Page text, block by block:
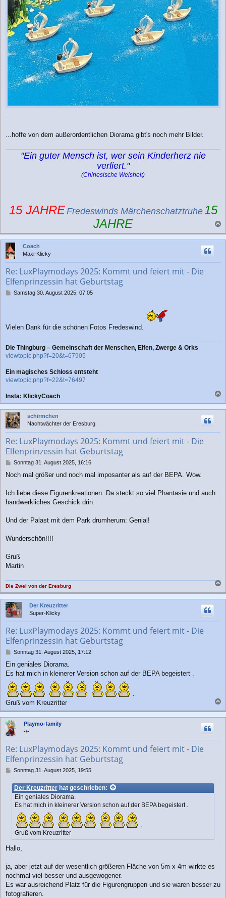
-
...hoffe von dem außerordentlichen Diorama gibt's noch mehr Bilder.
"Ein guter Mensch ist, wer sein Kinderherz nie
verliert."
(Chinesische Weisheit)
15 JAHREFredeswinds Märchenschatztruhe 15
JAHRE
a
c
Coach
Maxi-Klicky
Re: LuxPlaymodays 2025: Kommt und feiert mit - Die
Elfenprinzessin hat Geburtstag
B
a
Samstag 30. August 2025, 07:05
Vielen Dank für die schönen Fotos Fredeswind.
Die Thingburg – Gemeinschaft der Menschen, Elfen, Zwerge & Orks
viewtopic.php?f=20&t=67905
Ein magisches Schloss entsteht
viewtopic.php?f=22&t=76497
Insta: KlickyCoach
a
c
schirmchen
Nachtwächter der Eresburg
Re: LuxPlaymodays 2025: Kommt und feiert mit - Die
Elfenprinzessin hat Geburtstag
B
i
r
a
Sonntag 31. August 2025, 16:16
Noch mal größer und noch mal imposanter als auf der BEPA. Wow.
Ich liebe diese Figurenkreationen. Da steckt so viel Phantasie und auch
handwerkliches Geschick drin.
Und der Palast mit dem Park drumherum: Genial!
Wunderschön!!!!
Gruß
Martin
Die Zwei von der Eresburg
a
c
Der Kreuzritter
Super-Klicky
Re: LuxPlaymodays 2025: Kommt und feiert mit - Die
Elfenprinzessin hat Geburtstag
B
i
t
r
a
g
Sonntag 31. August 2025, 17:12
Ein geniales Diorama.
Es hat mich in kleinerer Version schon auf der BEPA begeistert .
.
Gruß vom Kreuzritter
a
c
Playmo-family
-/-
Re: LuxPlaymodays 2025: Kommt und feiert mit - Die
Elfenprinzessin hat Geburtstag
B
i
t
Sonntag 31. August 2025, 19:55
Der Kreuzritterhat geschrieben:
Ein geniales Diorama.
Es hat mich in kleinerer Version schon auf der BEPA begeistert .
Gruß vom Kreuzritter
Hallo,
ja, aber jetzt auf der wesentlich größeren Fläche von 5m x 4m wirkte es
nochmal viel besser und ausgewogener.
Es war ausreichend Platz für die Figurengruppen und sie waren besser zu
fotografieren.